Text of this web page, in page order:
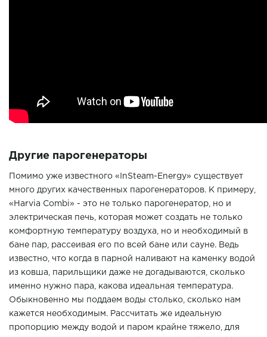
Другие парогенераторы
Помимо уже известного «InSteam-Energy» существует
много других качественных парогенераторов. К примеру,
«Harvia Combi» - это не только парогенератор, но и
электрическая печь, которая может создать не только
комфортную температуру воздуха, но и необходимый в
бане пар, рассеивая его по всей бане или сауне. Ведь
известно, что когда в парной наливают на каменку водой
из ковша, парильщики даже не догадываются, сколько
именно нужно пара, какова идеальная температура.
Обыкновенно мы поддаем воды столько, сколько нам
кажется необходимым. Рассчитать же идеальную
пропорцию между водой и паром крайне тяжело, для